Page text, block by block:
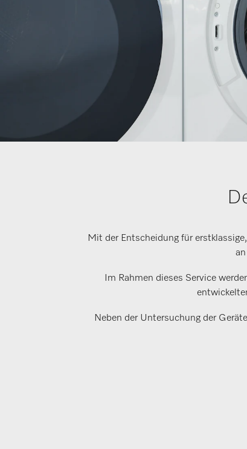
Mit der Entscheidung für
Im Rahmen dieses Service
Neben der Untersuchung der